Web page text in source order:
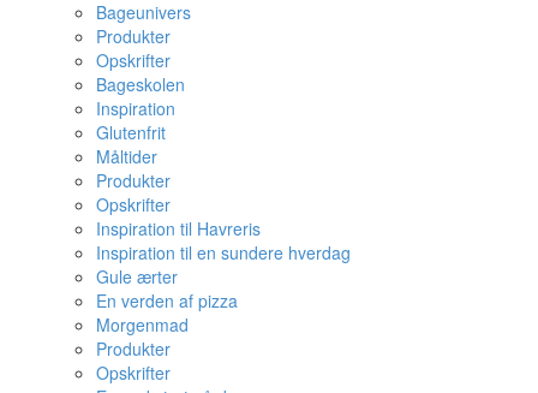
Bageunivers
Produkter
Opskrifter
Bageskolen
Inspiration
Glutenfrit
Måltider
Produkter
Opskrifter
Inspiration til Havreris
Inspiration til en sundere hverdag
Gule ærter
En verden af pizza
Morgenmad
Produkter
Opskrifter